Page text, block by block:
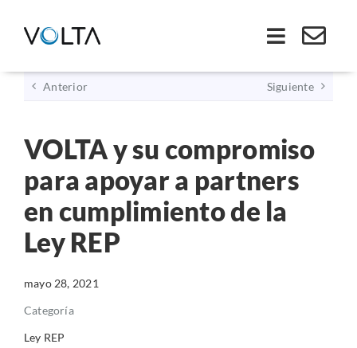
Toggle
Inicio
Somos VOLTA
Soluciones
Economía Circular
Ley REP
Productos
Anterior Siguiente
VOLTA y su compromiso
para apoyar a partners
en cumplimiento de la
Ley REP
mayo 28, 2021
Categoría
Ley REP